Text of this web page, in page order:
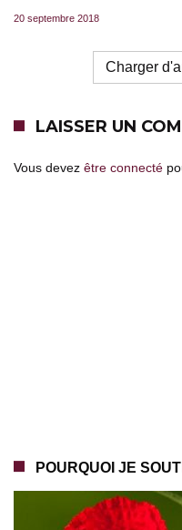
20 septembre 2018
Charger
LAISSER UN
Vous devez être connecté
POURQUOI JE